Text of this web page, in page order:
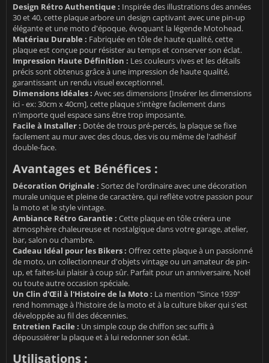
Design Rétro Authentique : Inspirée des illustrations des années
30 et 40, cette plaque arbore un design captivant avec une pin-up
élégante et une moto d'époque, évoquant la légende Motohead.
Matériau Durable : Fabriquée en tôle de haute qualité, cette
plaque est conçue pour résister au temps et conserver son éclat.
Impression Haute Définition : Les couleurs vives et les détails
précis sont obtenus grâce à une impression de haute qualité,
garantissant un rendu visuel exceptionnel.
Dimensions Idéales : Avec ses dimensions [Insérer les dimensions
ici - ex: 30cm x 40cm], cette plaque s'intègre facilement dans
n'importe quel espace sans être trop imposante.
Facile à Installer : Dotée de trous pré-percés, la plaque se fixe
facilement au mur avec des clous, des vis ou même de l'adhésif
double-face.
Avantages et Bénéfices :
Décoration Originale : Sortez de l'ordinaire avec une décoration
murale unique et pleine de caractère, qui reflète votre passion pour
la moto et le style vintage.
Ambiance Rétro Garantie : Cette plaque en tôle créera une
atmosphère chaleureuse et nostalgique dans votre garage, atelier,
bar, salon ou chambre.
Cadeau Idéal pour les Bikers : Offrez cette plaque à un passionné
de moto, un collectionneur d'objets vintage ou un amateur de pin-
up, et faites-lui plaisir à coup sûr. Parfait pour un anniversaire, Noël
ou toute autre occasion spéciale.
Un Clin d'Œil à l'Histoire de la Moto : La mention "Since 1939"
rend hommage à l'histoire de la moto et à la culture biker qui s'est
développée au fil des décennies.
Entretien Facile : Un simple coup de chiffon sec suffit à
dépoussiérer la plaque et à lui redonner son éclat.
Utilisations :